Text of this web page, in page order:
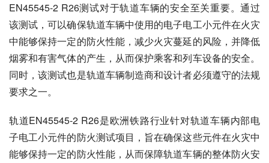
EN45545-2 R26测试对于轨道车辆的安全至关重要。通过
该测试，可以确保轨道车辆中使用的电子电工小元件在火灾
中能够保持一定的防火性能，减少火灾蔓延的风险，并降低
烟雾和有害气体的产生，从而保护乘客和列车设备的安全。
同时，该测试也是轨道车辆制造商和设计者必须遵守的法规
要求之一。
轨道EN45545-2 R26是欧洲铁路行业针对轨道车辆内部电
子电工小元件的防火测试项目，旨在确保这些元件在火灾中
能够保持一定的防火性能，从而保障轨道车辆的整体防火安